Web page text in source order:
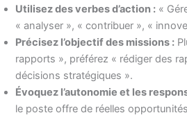
Utilisez des verbes d’action : «
« analyser », « contribuer », «
Précisez l’objectif des missions :
rapports », préférez « rédiger des
décisions stratégiques ».
Évoquez l’autonomie et les
le poste offre de réelles